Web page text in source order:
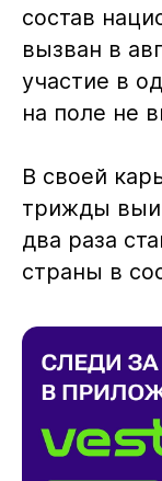
состав
вызван в
участие в
на поле не
В своей
трижды
два раза
страны в